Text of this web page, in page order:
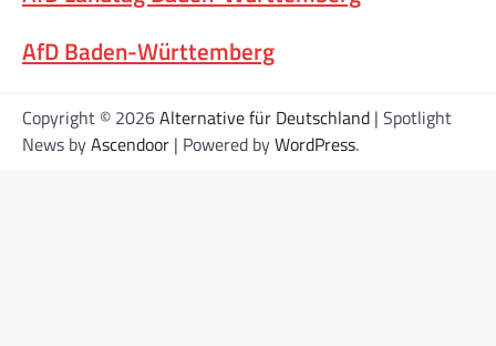
AfD Baden-Württemberg
Copyright © 2026Alternative für Deutschland | Spotlight
News byAscendoor | Powered byWordPress.